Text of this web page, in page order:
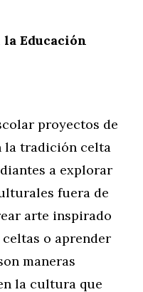
Educación
proyectos de
la tradición celta
a explorar
fuera de
arte inspirado
o aprender
maneras
la cultura que